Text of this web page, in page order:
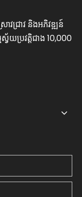
វជ្រាវ និងអភិវឌ្ឍន៍
យប្រវត្តិជាង 10,000